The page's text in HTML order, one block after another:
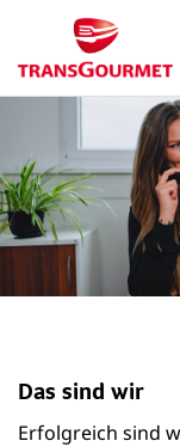
Das sind wir
Erfolgreich sind